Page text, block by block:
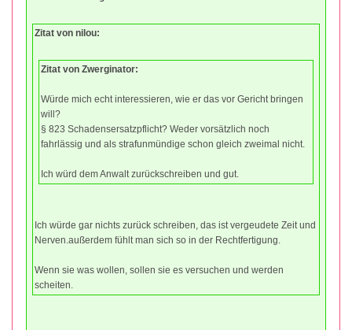
Zitat von nilou:
Zitat von Zwerginator:
Würde mich echt interessieren, wie er das vor Gericht bringen
will?
§ 823 Schadensersatzpflicht? Weder vorsätzlich noch
fahrlässig und als strafunmündige schon gleich zweimal nicht.
Ich würd dem Anwalt zurückschreiben und gut.
Ich würde gar nichts zurück schreiben, das ist vergeudete Zeit und
Nerven.außerdem fühlt man sich so in der Rechtfertigung.
Wenn sie was wollen, sollen sie es versuchen und werden
scheiten.